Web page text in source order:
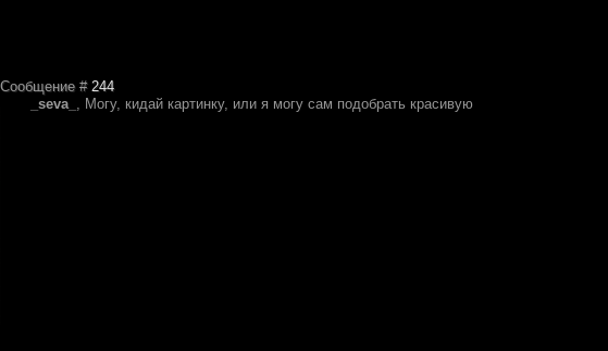
# 244
_seva_ , Могу, кидай картинку, или я могу сам подобрать красивую